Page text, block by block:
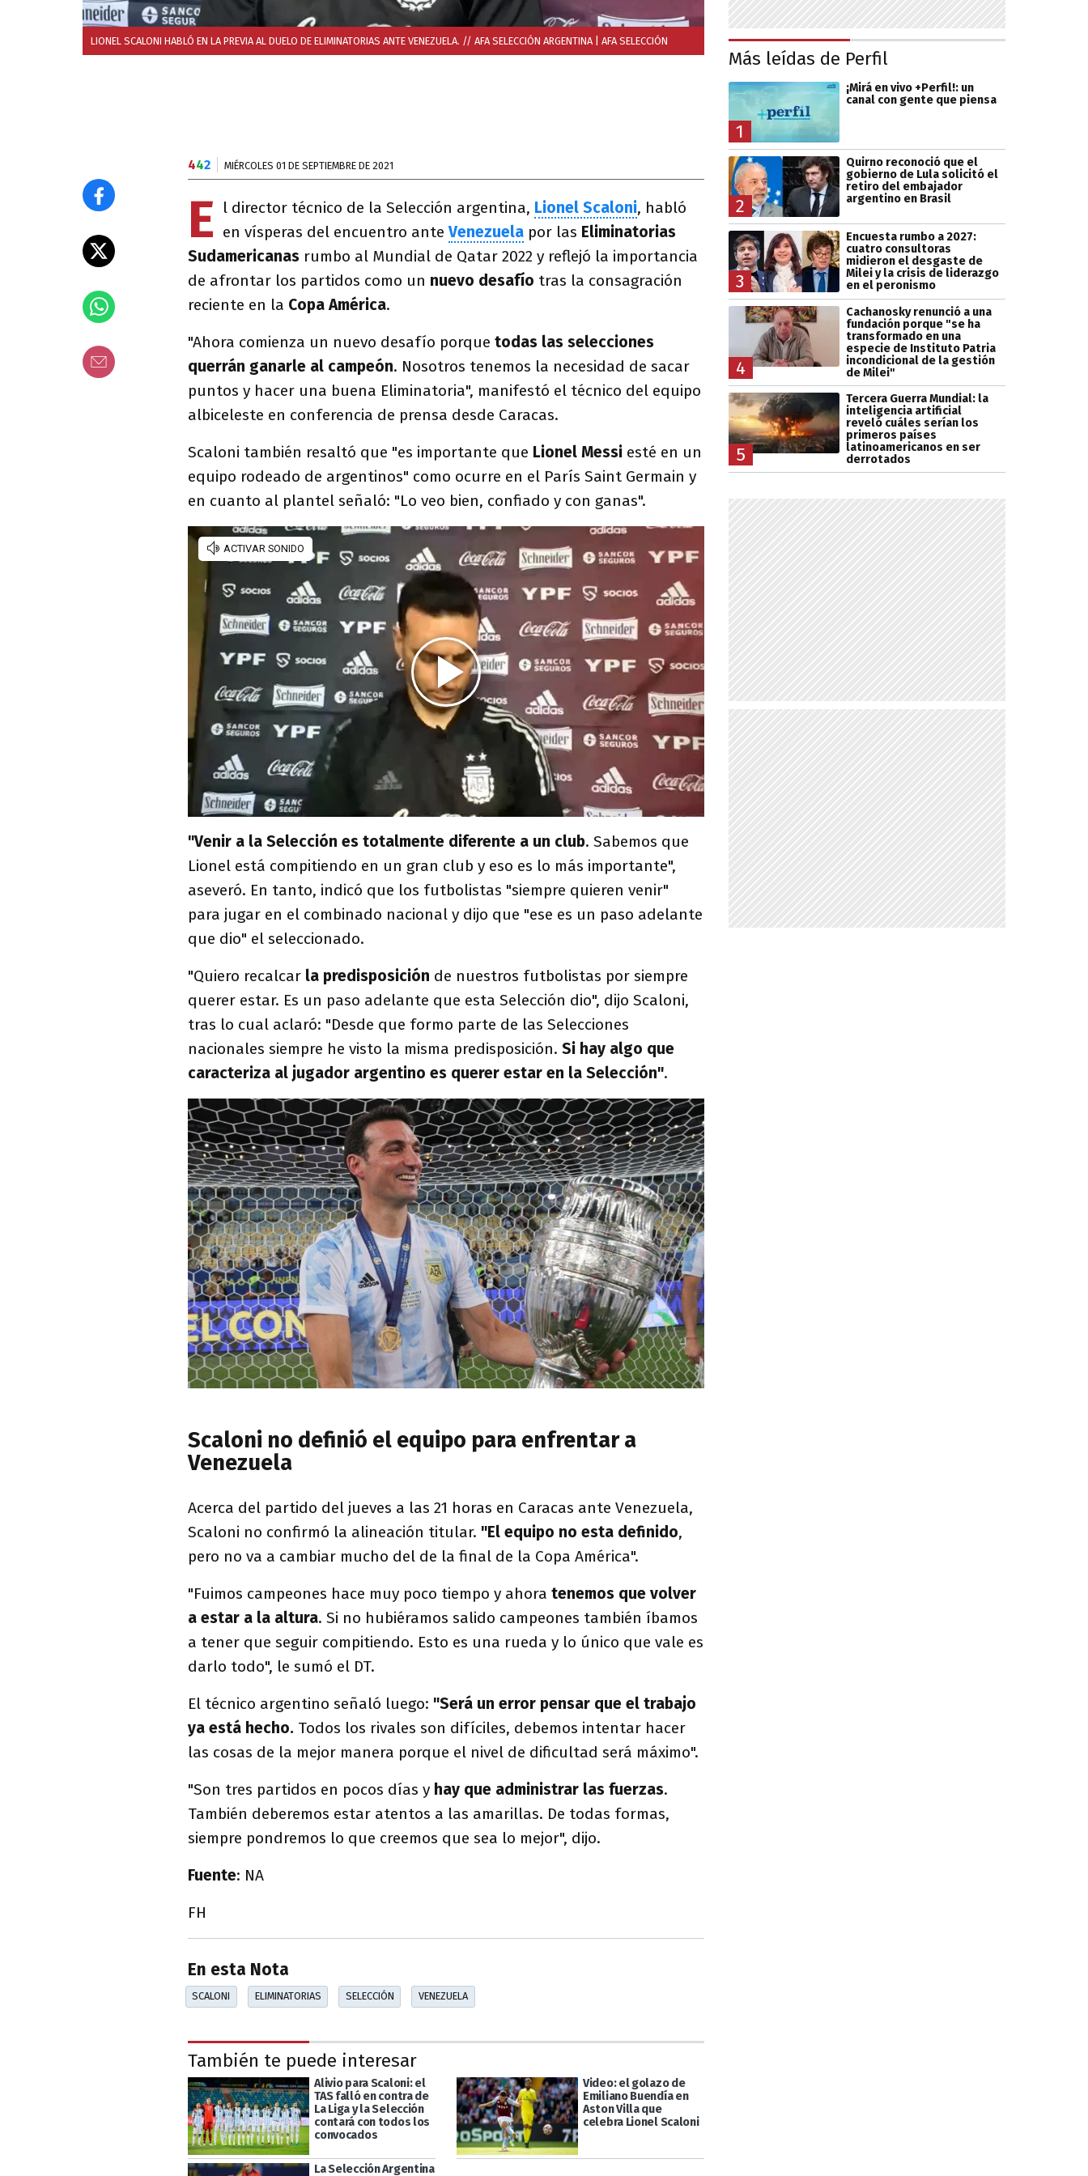
LIONEL SCALONI HABLÓ EN LA PREVIA AL DUELO DE ELIMINATORIAS ANTE VENEZUELA. // AFA SELECCIÓN ARGENTINA | AFA SELECCIÓN
442 MIÉRCOLES 01 DE SEPTIEMBRE DE 2021
E l director técnico de la Selección argentina, Lionel Scaloni, habló
en vísperas del encuentro anteVenezuela por las Eliminatorias
Sudamericanas rumbo al Mundial de Qatar 2022 y reflejó la importancia
de afrontar los partidos como un nuevo desafío tras la consagración
reciente en la Copa América.
"Ahora comienza un nuevo desafío porque todas las selecciones
querrán ganarle al campeón. Nosotros tenemos la necesidad de sacar
puntos y hacer una buena Eliminatoria", manifestó el técnico del equipo
albiceleste en conferencia de prensa desde Caracas.
Scaloni también resaltó que "es importante que Lionel Messi esté en un
equipo rodeado de argentinos" como ocurre en el París Saint Germain y
en cuanto al plantel señaló: "Lo veo bien, confiado y con ganas".
"Venir a la Selección es totalmente diferente a un club. Sabemos que
Lionel está compitiendo en un gran club y eso es lo más importante",
aseveró. En tanto, indicó que los futbolistas "siempre quieren venir"
para jugar en el combinado nacional y dijo que "ese es un paso adelante
que dio" el seleccionado.
"Quiero recalcar la predisposición de nuestros futbolistas por siempre
querer estar. Es un paso adelante que esta Selección dio", dijo Scaloni,
tras lo cual aclaró: "Desde que formo parte de las Selecciones
nacionales siempre he visto la misma predisposición. Si hay algo que
caracteriza al jugador argentino es querer estar en la Selección".
Scaloni no definió el equipo para enfrentar a
Venezuela
Acerca del partido del jueves a las 21 horas en Caracas ante Venezuela,
Scaloni no confirmó la alineación titular. "El equipo no esta definido,
pero no va a cambiar mucho del de la final de la Copa América".
"Fuimos campeones hace muy poco tiempo y ahora tenemos que volver
a estar a la altura. Si no hubiéramos salido campeones también íbamos
a tener que seguir compitiendo. Esto es una rueda y lo único que vale es
darlo todo", le sumó el DT.
El técnico argentino señaló luego: "Será un error pensar que el trabajo
ya está hecho. Todos los rivales son difíciles, debemos intentar hacer
las cosas de la mejor manera porque el nivel de dificultad será máximo".
"Son tres partidos en pocos días y hay que administrar las fuerzas.
También deberemos estar atentos a las amarillas. De todas formas,
siempre pondremos lo que creemos que sea lo mejor", dijo.
Fuente: NA
FH
En esta Nota
SCALONI ELIMINATORIAS SELECCIÓN VENEZUELA
También te puede interesar
Alivio para Scaloni: el
TAS falló en contra de
La Liga y la Selección
contará con todos los
convocados
Video: el golazo de
Emiliano Buendía en
Aston Villa que
celebra Lionel Scaloni
La Selección Argentina
Más leídas de Perfil
1
¡Mirá en vivo +Perfil!: un
canal con gente que piensa
2
Quirno reconoció que el
gobierno de Lula solicitó el
retiro del embajador
argentino en Brasil
3
Encuesta rumbo a 2027:
cuatro consultoras
midieron el desgaste de
Milei y la crisis de liderazgo
en el peronismo
4
Cachanosky renunció a una
fundación porque "se ha
transformado en una
especie de Instituto Patria
incondicional de la gestión
de Milei"
5
Tercera Guerra Mundial: la
inteligencia artificial
reveló cuáles serían los
primeros países
latinoamericanos en ser
derrotados